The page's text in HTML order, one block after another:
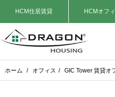
HCM住居賃貸 HCMオフ
ホーム / オフィス / GIC Tower 賃貸オ